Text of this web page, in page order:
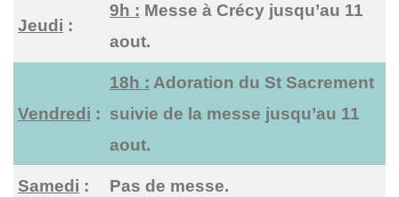
Jeudi :
9h : Messe à Crécy jusqu’au 11
aout.
Vendredi :
18h : Adoration du St Sacrement
suivie de la messe jusqu’au 11
aout.
Samedi : Pas de messe.